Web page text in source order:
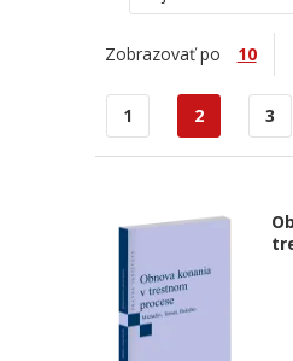
Zobrazovať po 10
1 2 3